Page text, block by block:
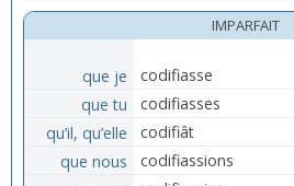
IMPARFAIT
que je
codifiasse
que tu
codifiasses
qu’il, qu’elle
codifiât
que nous
codifiassions